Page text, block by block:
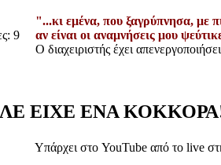
9
"...κι εμένα, που ξαγρύπνησα, με
αν είναι οι αναμνήσεις μου
Ο διαχειριστής έχει
ΕΙΧΕ ΕΝΑ
Υπάρχει στο YouTube από το live